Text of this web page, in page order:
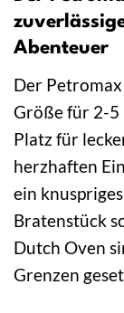
Abenteuer
Der
Größe für 2-5
Platz für
herzhaften
ein
Bratenstück
Dutch Oven
Grenzen